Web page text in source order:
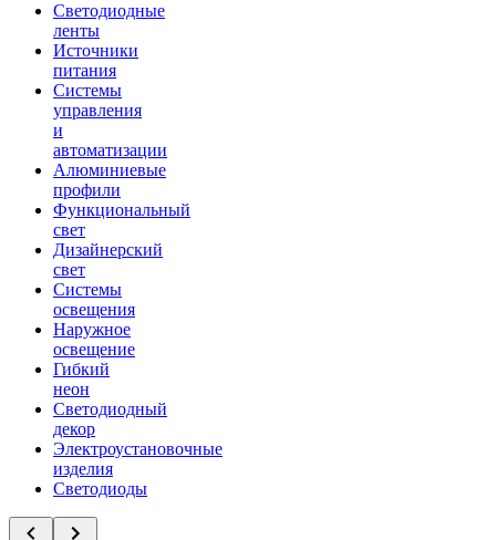
Светодиодные
ленты
Источники
питания
Системы
управления
и
автоматизации
Алюминиевые
профили
Функциональный
свет
Дизайнерский
свет
Системы
освещения
Наружное
освещение
Гибкий
неон
Светодиодный
декор
Электроустановочные
изделия
Светодиоды